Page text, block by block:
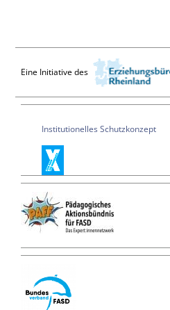
Eine Initiative des
Institutionelles Schutzkonzept